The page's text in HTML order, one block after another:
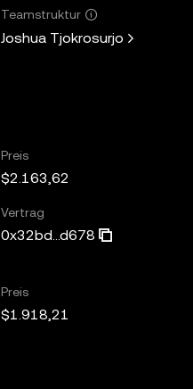
Teamstruktur
Joshua Tjokrosurjo
Preis
$2.163,62
Vertrag
0x32bd...d678
Preis
$1.918,21